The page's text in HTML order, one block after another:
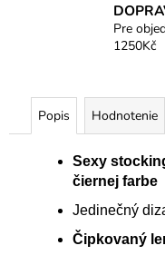
Pre
1250Kč
Popis Hodnotenie
Sexy
čiernej farbe
Jedinečný
Čipkovaný